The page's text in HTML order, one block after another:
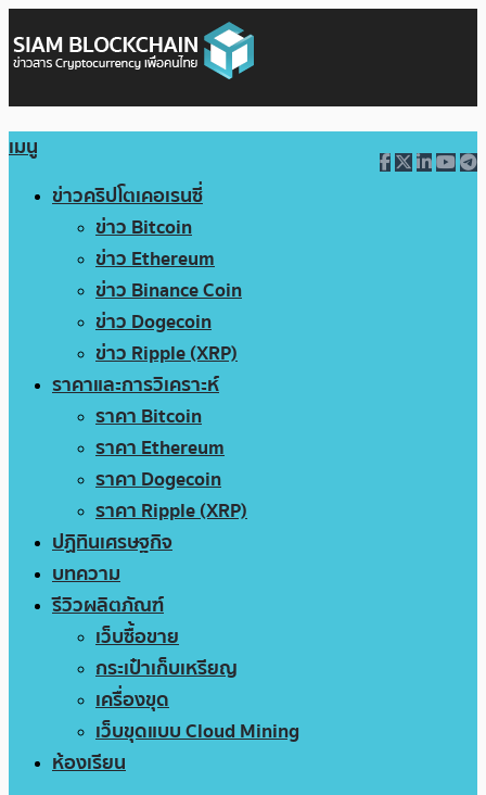
เมนู
ข่าวคริปโตเคอเรนซี่
ข่าว Bitcoin
ข่าว Ethereum
ข่าว Binance Coin
ข่าว Dogecoin
ข่าว Ripple (XRP)
ราคาและการวิเคราะห์
ราคา Bitcoin
ราคา Ethereum
ราคา Dogecoin
ราคา Ripple (XRP)
ปฏิทินเศรษฐกิจ
บทความ
รีวิวผลิตภัณฑ์
เว็บซื้อขาย
กระเป๋าเก็บเหรียญ
เครื่องขุด
เว็บขุดแบบ Cloud Mining
ห้องเรียน